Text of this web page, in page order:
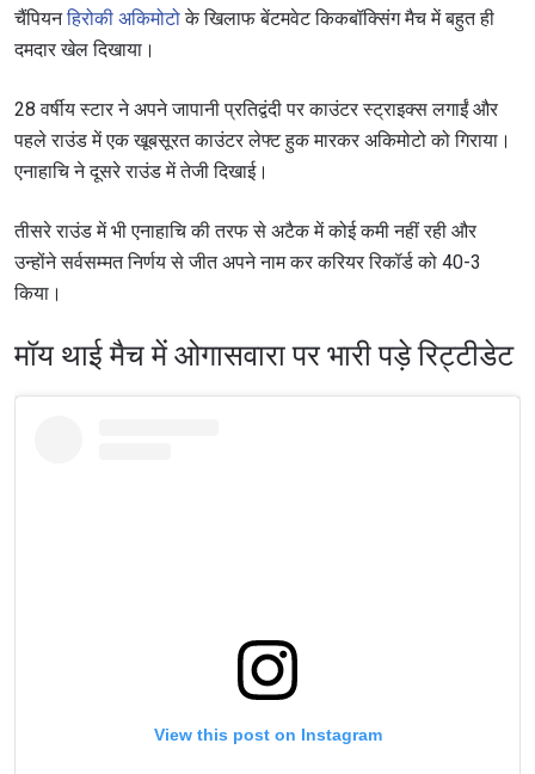
चैंपियनहिरोकी अकिमोटोके खिलाफ बेंटमवेट किकबॉक्सिंग मैच में बहुत ही
दमदार खेल दिखाया।
28 वर्षीय स्टार ने अपने जापानी प्रतिद्वंदी पर काउंटर स्ट्राइक्स लगाईं और
पहले राउंड में एक खूबसूरत काउंटर लेफ्ट हुक मारकर अकिमोटो को गिराया।
एनाहाचि ने दूसरे राउंड में तेजी दिखाई।
तीसरे राउंड में भी एनाहाचि की तरफ से अटैक में कोई कमी नहीं रही और
उन्होंने सर्वसम्मत निर्णय से जीत अपने नाम कर करियर रिकॉर्ड को 40-3
किया।
मॉय थाई मैच में ओगासवारा पर भारी पड़े रिट्टीडेट
View this post on Instagram